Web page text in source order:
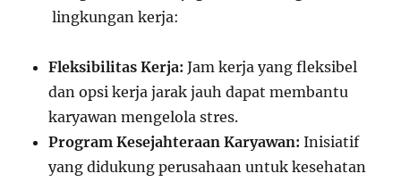
lingkungan kerja:
Fleksibilitas Kerja: Jam kerja yang fleksibel
dan opsi kerja jarak jauh dapat membantu
karyawan mengelola stres.
Program Kesejahteraan Karyawan: Inisiatif
yang didukung perusahaan untuk kesehatan